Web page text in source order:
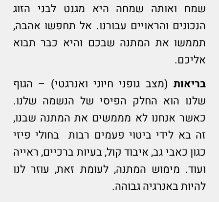
שמח ואותה שמחה היא מגנט לבני הזוג
הנכונים והראויים עבורנו. אל תחפשו אהבה,
תממשו את המתנה שבכם והיא כבר תבוא
אליכם.
בריאות(מצב גופני חיוני ואנרגטי) – הגוף
שלנו הוא החלק הפיסי של הנשמה שלנו.
כאשר אנחנו לא מממשים את המתנה שבנו,
זה בא לידי ביטוי פעמים רבות בחולי פיזי
כגון כאבי גב, איבוד קול, בעיות ברכיים, ראייה
ועוד. מימוש המתנה, לעומת זאת, עוזר לנו
להיות באנרגיה גבוהה.